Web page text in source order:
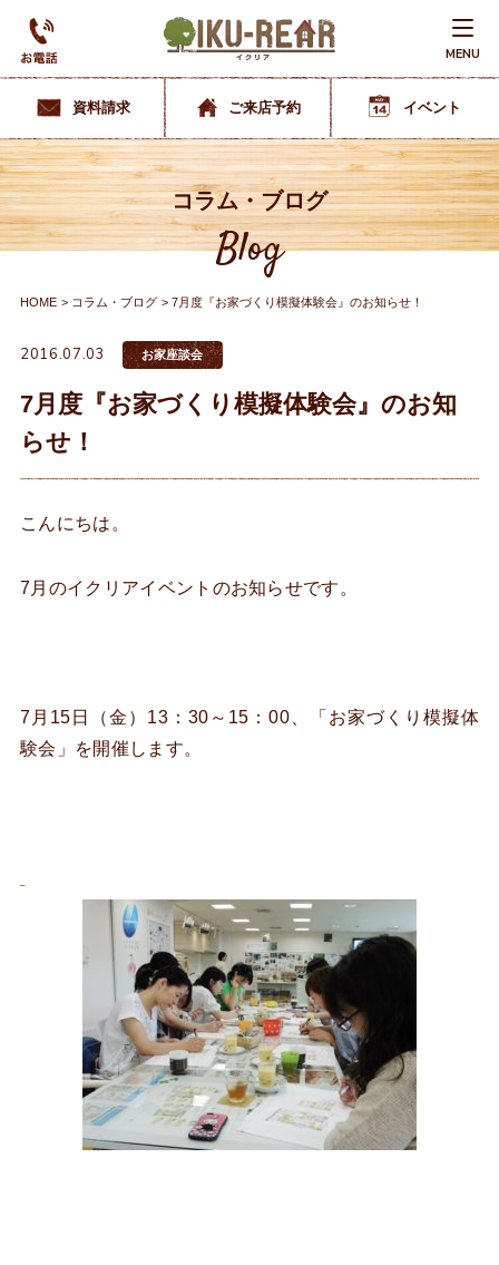
MENU
資料請求 ご来店予約 イベント
コラム・ブログ
Blog
HOME コラム・ブログ 7月度『お家づくり模擬体験会』のお知らせ！
2016.07.03 お家座談会
7月度『お家づくり模擬体験会』のお知
らせ！
こんにちは。
7月のイクリアイベントのお知らせです。
7月15日（金）13：30～15：00、「お家づくり模擬体
験会」を開催します。